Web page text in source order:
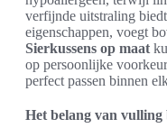
verfijnde uitstraling
eigenschappen, voegt
Sierkussens op maat
op persoonlijke
perfect passen binnen
Het belang van vulling